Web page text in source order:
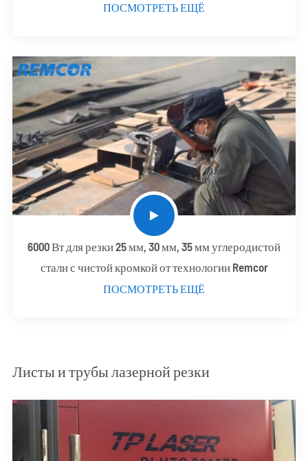
ПОСМОТРЕТЬ ЕЩЁ
6000 Вт для резки 25 мм, 30 мм, 35 мм углеродистой
стали с чистой кромкой от технологии Remcor
ПОСМОТРЕТЬ ЕЩЁ
Листы и трубы лазерной резки